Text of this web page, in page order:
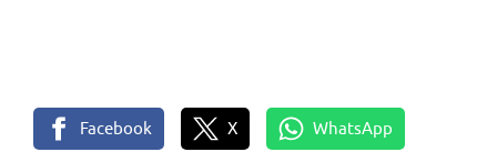
Facebook X WhatsApp